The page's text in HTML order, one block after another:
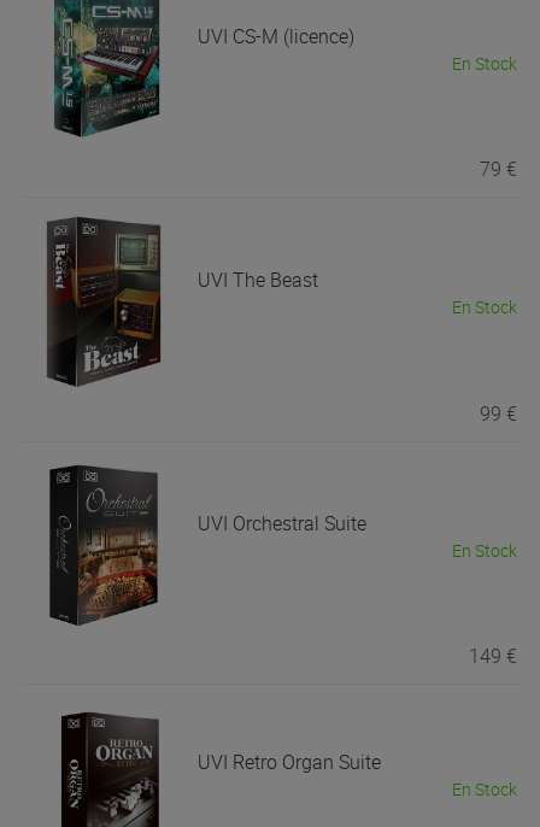
UVI CS-M (licence)
En Stock
79 €
UVIThe Beast
En Stock
99 €
UVI Orchestral Suite
En Stock
149 €
UVI Retro Organ Suite
En Stock